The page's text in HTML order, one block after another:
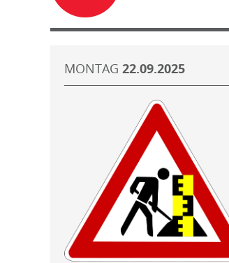
MONTAG 22.09.2025